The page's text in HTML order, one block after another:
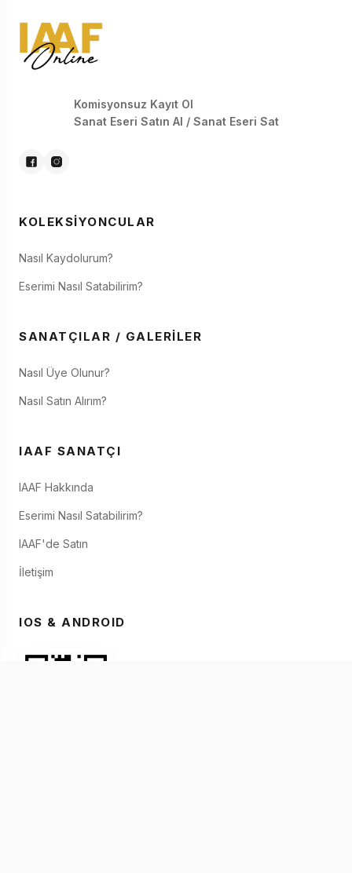
Komisyonsuz Kayıt Ol
Sanat Eseri Satın Al / Sanat Eseri Sat
KOLEKSIYONCULAR
Nasıl Kaydolurum?
Eserimi Nasıl Satabilirim?
SANATÇILAR / GALERILER
Nasıl Üye Olunur?
Nasıl Satın Alırım?
IAAF SANATÇI
IAAF Hakkında
Eserimi Nasıl Satabilirim?
IAAF'de Satın
İletişim
IOS & ANDROID